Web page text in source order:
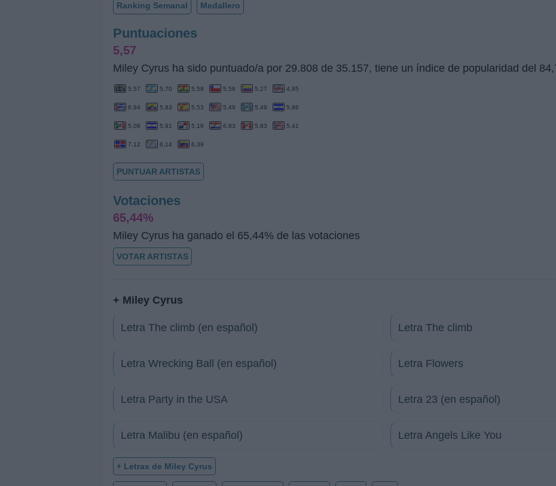
Ranking Semanal Medallero
Puntuaciones
5,57
Miley Cyrus ha sido puntuado/a por 29.808 de 35.157, tiene un índice de popularidad del
5,57 5,70 5,58 5,58 5,27 4,85
6,94 5,83 5,53 5,49 5,49 5,86
5,08 5,91 5,16 6,83 5,83 5,41
7,12 6,14 6,39
PUNTUAR ARTISTAS
Votaciones
65,44%
Miley Cyrus ha ganado el 65,44% de las votaciones
VOTAR ARTISTAS
+ Miley Cyrus
Letra The climb (en español) Letra The climb
Letra Wrecking Ball (en español) Letra Flowers
Letra Party in the USA Letra 23 (en español)
Letra Malibu (en español) Letra Angels Like You
+ Letras de Miley Cyrus